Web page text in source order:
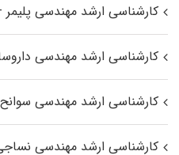
کارشناسی ارشد مهندسی
کارشناسی ارشد مهندسی
کارشناسی ارشد مهندسی
کارشناسی ارشد مهندسی